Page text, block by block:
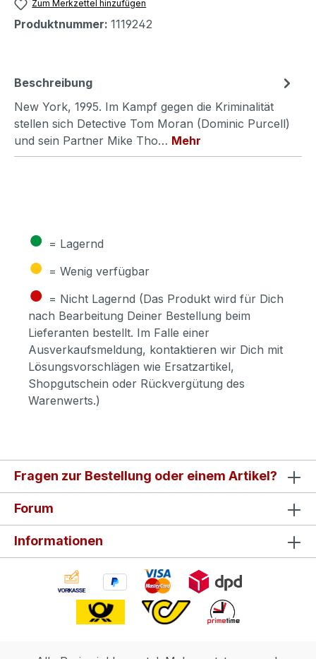
Zum Merkzettel hinzufügen
Produktnummer: 1119242
Beschreibung
New York, 1995. Im Kampf gegen die Kriminalität
stellen sich Detective Tom Moran (Dominic Purcell)
und sein Partner Mike Tho… Mehr
● = Lagernd
● = Wenig verfügbar
● = Nicht Lagernd (Das Produkt wird für Dich
nach Bearbeitung Deiner Bestellung beim
Lieferanten bestellt. Im Falle einer
Ausverkaufsmeldung, kontaktieren wir Dich mit
Lösungsvorschlägen wie Ersatzartikel,
Shopgutschein oder Rückvergütung des
Warenwerts.)
Fragen zur Bestellung oder einem Artikel?
Forum
Informationen